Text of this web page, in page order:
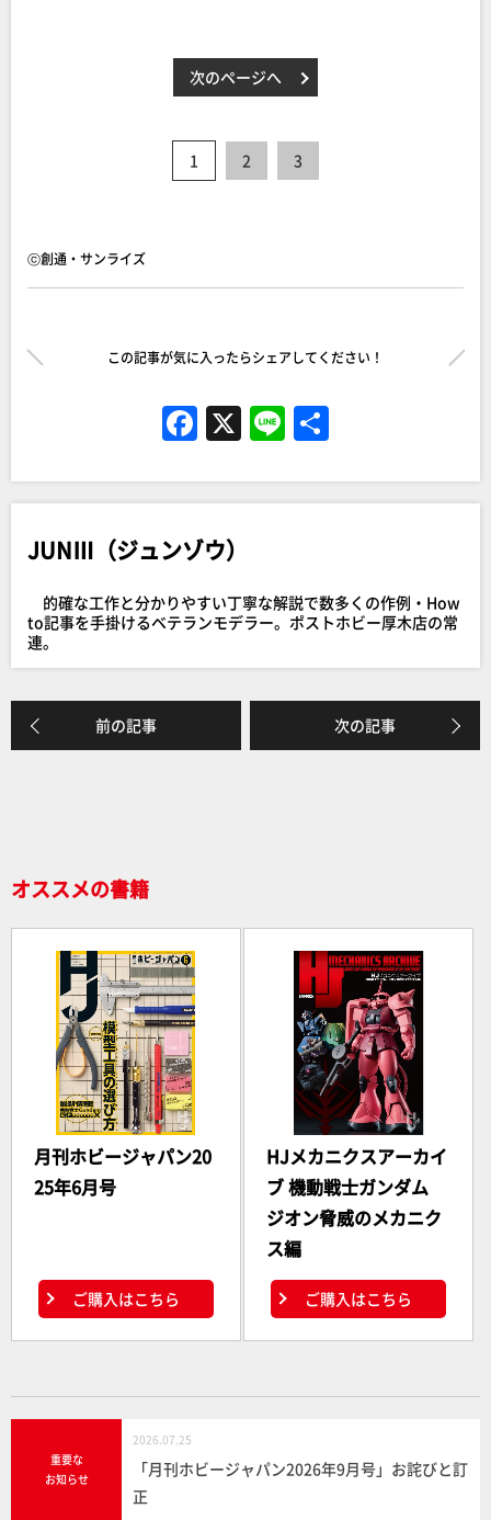
次のページへ
1 2 3
ⓒ創通・サンライズ
この記事が気に入ったらシェアしてください！
F
a
c
e
b
o
o
k
X Li
n
e
JUNⅢ（ジュンゾウ）
的確な工作と分かりやすい丁寧な解説で数多くの作例・How
to記事を手掛けるベテランモデラー。ポストホビー厚木店の常
連。
前の記事 次の記事
オススメの書籍
月刊ホビージャパン20
25年6月号
ご購入はこちら
HJメカニクスアーカイ
ブ 機動戦士ガンダム
ジオン脅威のメカニク
ス編
ご購入はこちら
重要な
お知らせ
2026.07.25
「月刊ホビージャパン2026年9月号」お詫びと訂
正